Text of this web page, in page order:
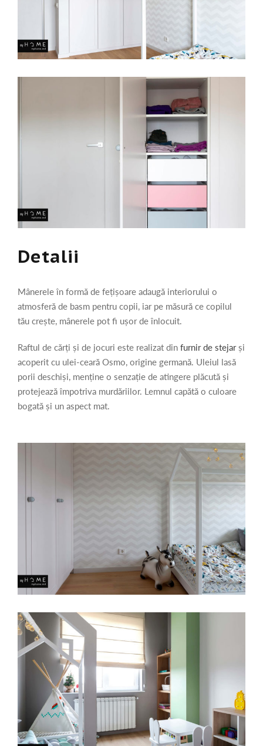
Detalii
Mânerele în formă de fețișoare adaugă interiorului o
atmosferă de basm pentru copii, iar pe măsură ce copilul
tău crește, mânerele pot fi ușor de înlocuit.
Raftul de cărți și de jocuri este realizat din furnir de stejarși
acoperit cu ulei-ceară Osmo, origine germană. Uleiul lasă
porii deschiși, menține o senzație de atingere plăcută și
protejează împotriva murdăriilor. Lemnul capătă o culoare
bogată și un aspect mat.